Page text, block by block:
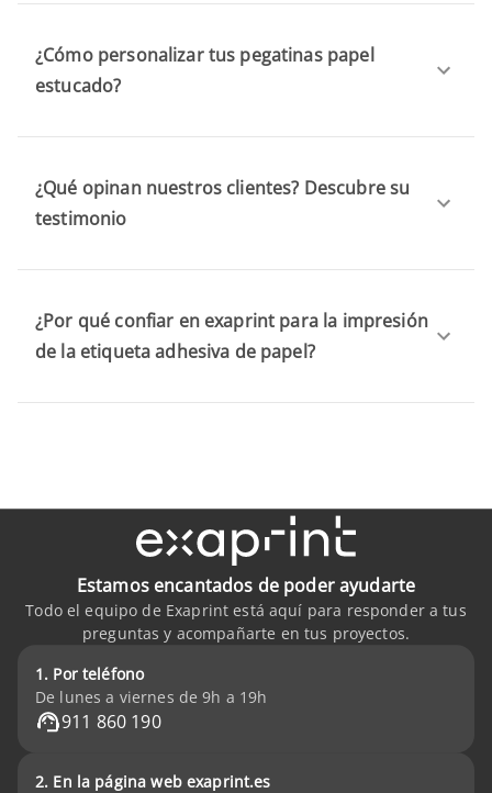
¿Cómo personalizar tus pegatinas papel
estucado?
¿Qué opinan nuestros clientes? Descubre su
testimonio
¿Por qué confiar en exaprint para la impresión
de la etiqueta adhesiva de papel?
Estamos encantados de poder ayudarte
Todo el equipo de Exaprint está aquí para responder a tus
preguntas y acompañarte en tus proyectos.
1. Por teléfono
De lunes a viernes de 9h a 19h
911 860 190
2. En la página web exaprint.es